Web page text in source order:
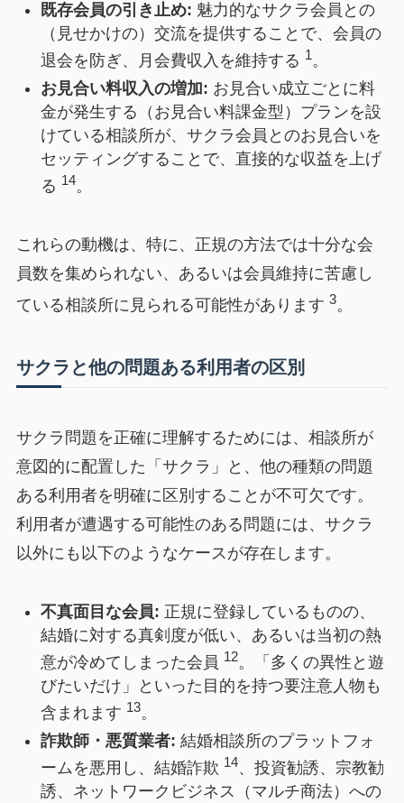
既存会員の引き止め: 魅力的なサクラ会員との
（見せかけの）交流を提供することで、会員の
退会を防ぎ、月会費収入を維持する 1。
お見合い料収入の増加: お見合い成立ごとに料
金が発生する（お見合い料課金型）プランを設
けている相談所が、サクラ会員とのお見合いを
セッティングすることで、直接的な収益を上げ
る 14。
これらの動機は、特に、正規の方法では十分な会
員数を集められない、あるいは会員維持に苦慮し
ている相談所に見られる可能性があります 3。
サクラと他の問題ある利用者の区別
サクラ問題を正確に理解するためには、相談所が
意図的に配置した「サクラ」と、他の種類の問題
ある利用者を明確に区別することが不可欠です。
利用者が遭遇する可能性のある問題には、サクラ
以外にも以下のようなケースが存在します。
不真面目な会員: 正規に登録しているものの、
結婚に対する真剣度が低い、あるいは当初の熱
意が冷めてしまった会員 12。「多くの異性と遊
びたいだけ」といった目的を持つ要注意人物も
含まれます 13。
詐欺師・悪質業者: 結婚相談所のプラットフォ
ームを悪用し、結婚詐欺 14、投資勧誘、宗教勧
誘、ネットワークビジネス（マルチ商法）への